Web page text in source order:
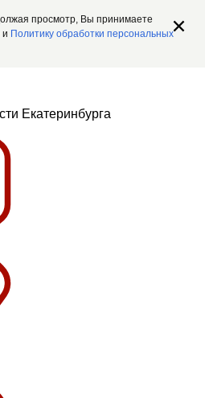
просмотр, Вы принимаете
и Политику обработки персональных
Екатеринбурга